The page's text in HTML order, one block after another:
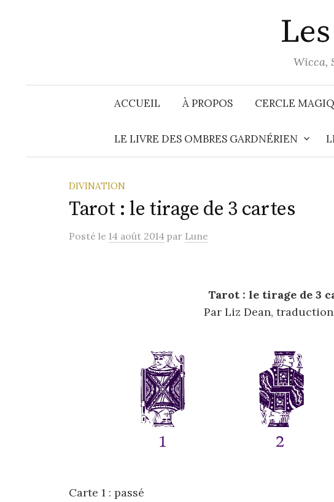
Wicca,
ACCUEIL À PROPOS CERCLE
LE LIVRE DES OMBRES GARDNÉRIEN
DIVINATION
Tarot : le tirage de 3 cartes
Posté le 14 août 2014 par Lune
Tarot : le tirage de 3
Par Liz Dean,
Carte 1 : passé